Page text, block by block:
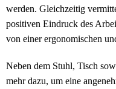
werden. Gleichzeitig
positiven Eindruck des
von einer ergonomischen
Neben dem Stuhl, Tisch
mehr dazu, um eine